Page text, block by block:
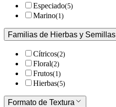
Especiado(5)
Marino(1 )
Familias de Hierbas y Semillas
Cítricos(2)
Floral(2)
Frutos(1 )
Hierbas(5)
Formato de Textura